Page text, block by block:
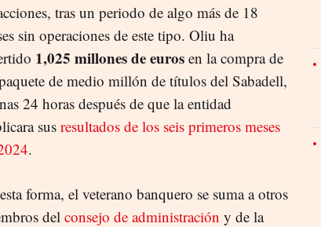
tras un periodo de algo más de 18
sin operaciones de este tipo. Oliu ha
1,025 millones de euros en la compra de
de medio millón de títulos del Sabadell,
24 horas después de que la entidad
susresultados de los seis primeros meses
.
forma, el veterano banquero se suma a otros
del consejo de administración y de la